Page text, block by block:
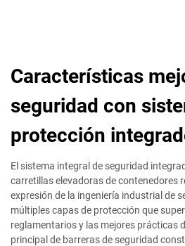
Características
seguridad con
protección
El sistema integral de seguridad
carretillas elevadoras de contenedores
expresión de la ingeniería industrial de
múltiples capas de protección que
reglamentarios y las mejores prácticas
principal de barreras de seguridad